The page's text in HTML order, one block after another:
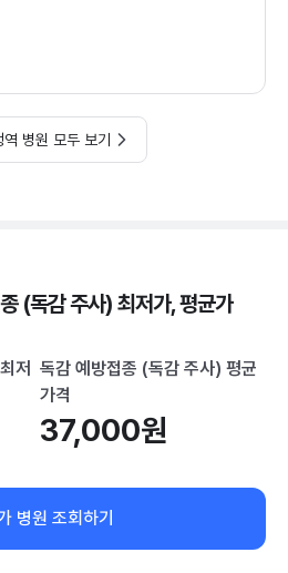
병원 모두 보기
(독감 주사) 최저가, 평균가
저 독감 예방접종 (독감 주사) 평균
가격
37,000원
병원 조회하기